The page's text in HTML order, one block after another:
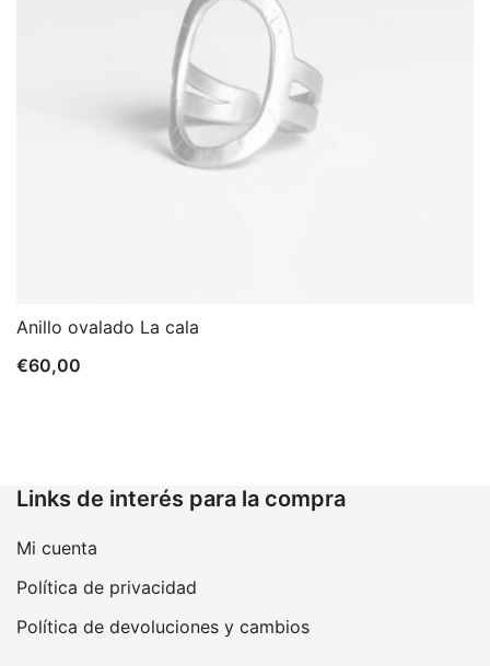
Anillo ovalado La cala
€60,00
Links de interés para la compra
Mi cuenta
Política de privacidad
Política de devoluciones y cambios